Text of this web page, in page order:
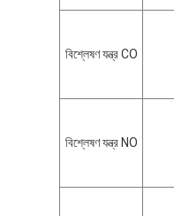
বিশ্লেষণ যন্ত্র CO
বিশ্লেষণ যন্ত্র NO